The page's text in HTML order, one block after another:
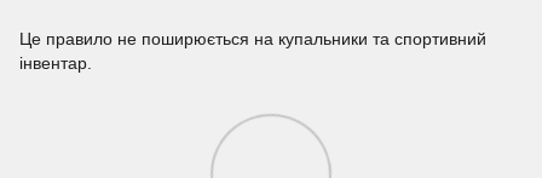
Це правило не поширюється на купальники та спортивний
інвентар.